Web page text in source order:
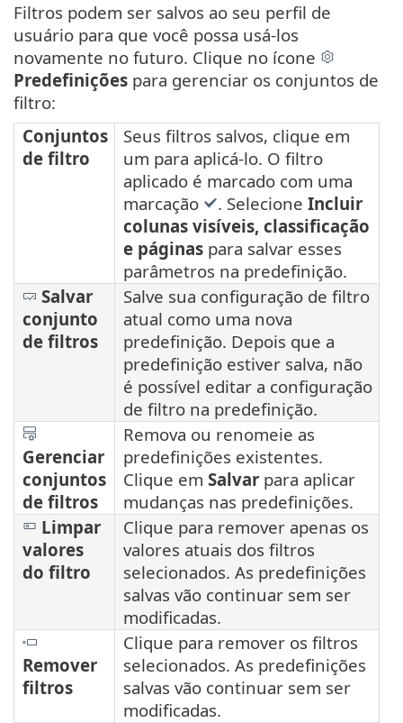
Filtros podem ser salvos ao seu perfil de
usuário para que você possa usá-los
novamente no futuro. Clique no ícone
Predefinições para gerenciar os conjuntos de
filtro:
Conjuntos
de filtro
Seus filtros salvos, clique em
um para aplicá-lo. O filtro
aplicado é marcado com uma
marcação
. Selecione Incluir
colunas visíveis, classificação
e páginas para salvar esses
parâmetros na predefinição.
Salvar
conjunto
de filtros
Salve sua configuração de filtro
atual como uma nova
predefinição. Depois que a
predefinição estiver salva, não
é possível editar a configuração
de filtro na predefinição.
Gerenciar
conjuntos
de filtros
Remova ou renomeie as
predefinições existentes.
Clique em Salvar para aplicar
mudanças nas predefinições.
Limpar
valores
do filtro
Clique para remover apenas os
valores atuais dos filtros
selecionados. As predefinições
salvas vão continuar sem ser
modificadas.
Remover
filtros
Clique para remover os filtros
selecionados. As predefinições
salvas vão continuar sem ser
modificadas.